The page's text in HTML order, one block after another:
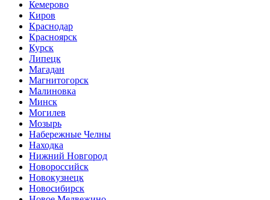
Кемерово
Киров
Краснодар
Красноярск
Курск
Липецк
Магадан
Магнитогорск
Малиновка
Минск
Могилев
Мозырь
Набережные Челны
Находка
Нижний Новгород
Новороссийск
Новокузнецк
Новосибирск